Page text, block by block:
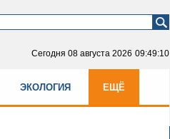
Сегодня 08 августа 2026 09:49:10
ЭКОЛОГИЯ ЕЩЁ